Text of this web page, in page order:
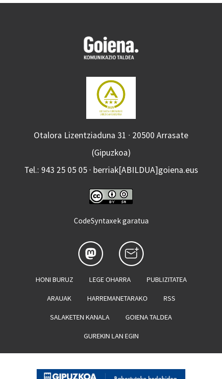
Otalora Lizentziaduna 31 · 20500 Arrasate
(Gipuzkoa)
Tel.: 943 25 05 05 · berriak[ABILDUA]goiena.eus
CodeSyntaxek garatua
HONI BURUZ LEGE OHARRA PUBLIZITATEA
ARAUAK HARREMANETARAKO RSS
SALAKETEN KANALA GOIENA TALDEA
GUREKIN LAN EGIN